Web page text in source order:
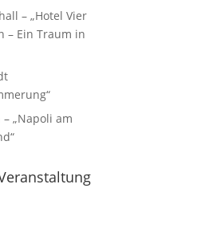
– „Hotel Vier
– Ein Traum in
– „Napoli am